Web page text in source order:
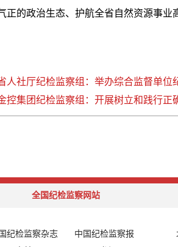
正的政治生态、护航全省自然资源事业
人社厅纪检监察组：举办综合监督单
控集团纪检监察组：开展树立和践行正
全国纪检监察网站
纪检监察杂志 中国纪检监察报